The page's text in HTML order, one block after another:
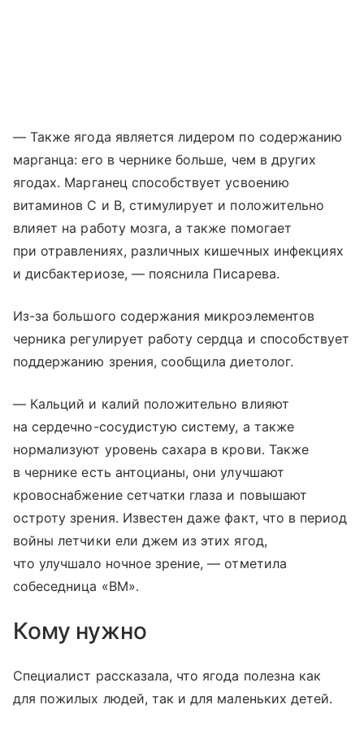
— Также ягода является лидером по содержанию
марганца: его в чернике больше, чем в других
ягодах. Марганец способствует усвоению
витаминов С и В, стимулирует и положительно
влияет на работу мозга, а также помогает
при отравлениях, различных кишечных инфекциях
и дисбактериозе, — пояснила Писарева.
Из-за большого содержания микроэлементов
черника регулирует работу сердца и способствует
поддержанию зрения, сообщила диетолог.
— Кальций и калий положительно влияют
на сердечно-сосудистую систему, а также
нормализуют уровень сахара в крови. Также
в чернике есть антоцианы, они улучшают
кровоснабжение сетчатки глаза и повышают
остроту зрения. Известен даже факт, что в период
войны летчики ели джем из этих ягод,
что улучшало ночное зрение, — отметила
собеседница «ВМ».
Кому нужно
Специалист рассказала, что ягода полезна как
для пожилых людей, так и для маленьких детей.